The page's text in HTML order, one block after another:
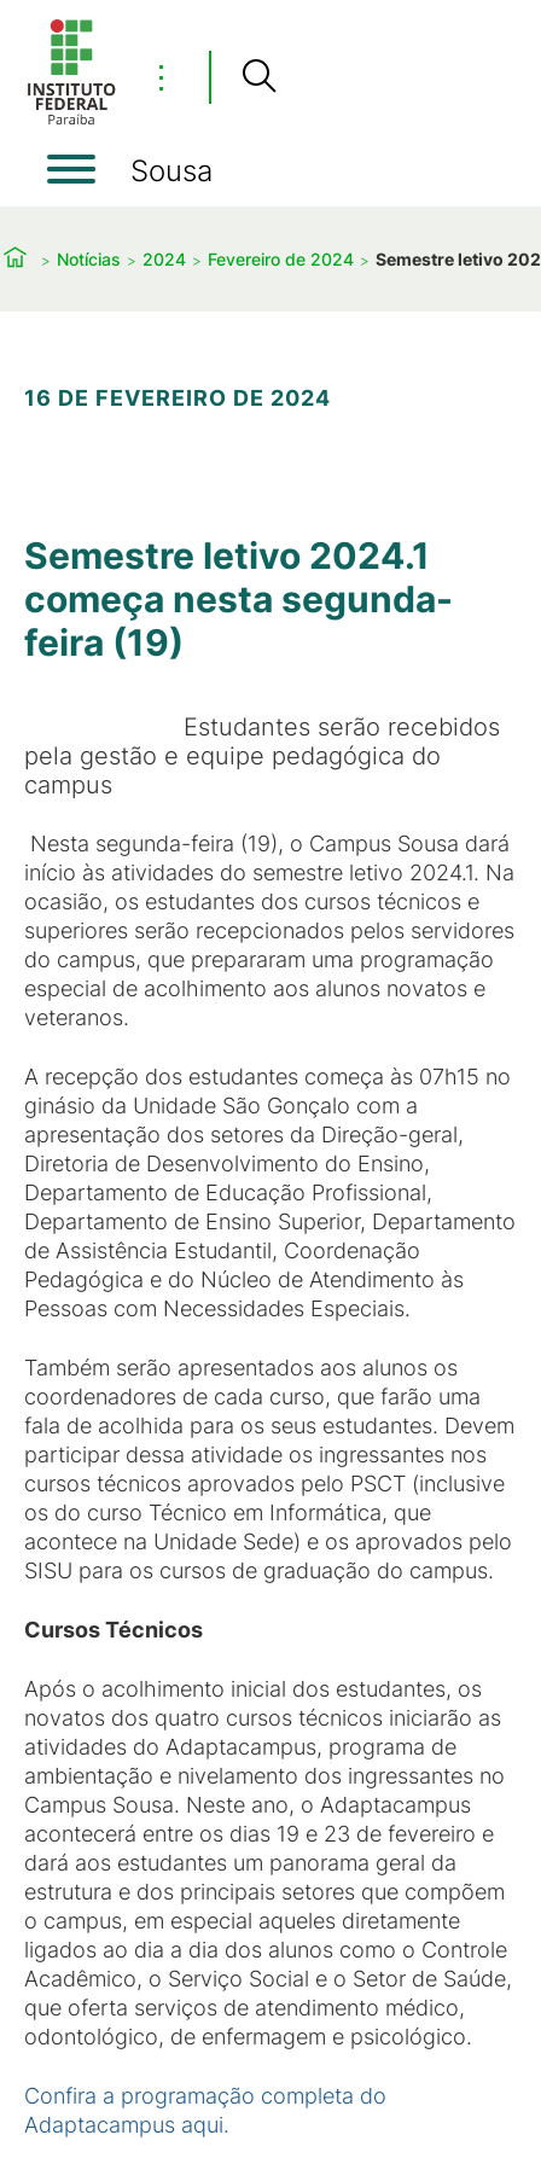
⋮
Sousa
Notícias 2024 Fevereiro de 2024 Semestre letivo
16 DE FEVEREIRO DE 2024
Semestre letivo 2024.1
começa nesta segunda-
feira (19)
Estudantes serão recebidos
pela gestão e equipe pedagógica do
campus
Nesta segunda-feira (19), o Campus Sousa dará
início às atividades do semestre letivo 2024.1. Na
ocasião, os estudantes dos cursos técnicos e
superiores serão recepcionados pelos servidores
do campus, que prepararam uma programação
especial de acolhimento aos alunos novatos e
veteranos.
A recepção dos estudantes começa às 07h15 no
ginásio da Unidade São Gonçalo com a
apresentação dos setores da Direção-geral,
Diretoria de Desenvolvimento do Ensino,
Departamento de Educação Profissional,
Departamento de Ensino Superior, Departamento
de Assistência Estudantil, Coordenação
Pedagógica e do Núcleo de Atendimento às
Pessoas com Necessidades Especiais.
Também serão apresentados aos alunos os
coordenadores de cada curso, que farão uma
fala de acolhida para os seus estudantes. Devem
participar dessa atividade os ingressantes nos
cursos técnicos aprovados pelo PSCT (inclusive
os do curso Técnico em Informática, que
acontece na Unidade Sede) e os aprovados pelo
SISU para os cursos de graduação do campus.
Cursos Técnicos
Após o acolhimento inicial dos estudantes, os
novatos dos quatro cursos técnicos iniciarão as
atividades do Adaptacampus, programa de
ambientação e nivelamento dos ingressantes no
Campus Sousa. Neste ano, o Adaptacampus
acontecerá entre os dias 19 e 23 de fevereiro e
dará aos estudantes um panorama geral da
estrutura e dos principais setores que compõem
o campus, em especial aqueles diretamente
ligados ao dia a dia dos alunos como o Controle
Acadêmico, o Serviço Social e o Setor de Saúde,
que oferta serviços de atendimento médico,
odontológico, de enfermagem e psicológico.
Confira a programação completa do
Adaptacampus aqui.